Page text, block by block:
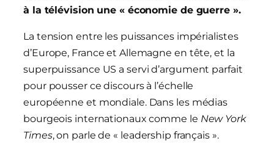
à la télévision une « économie de guerre ».
La tension entre les puissances impérialistes
d’Europe, France et Allemagne en tête, et la
superpuissance US a servi d’argument parfait
pour pousser ce discours à l’échelle
européenne et mondiale. Dans les médias
bourgeois internationaux comme le New York
Times, on parle de « leadership français ».